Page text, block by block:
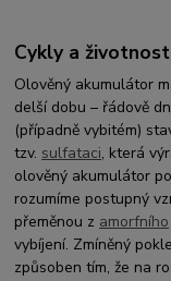
Cykly a
Olověný akumulátor
delší dobu – řádově
(případně vybitém)
tzv. sulfataci, která
olověný akumulátor
rozumíme postupný
přeměnou z amorfního
vybíjení. Zmíněný
způsoben tím, že na